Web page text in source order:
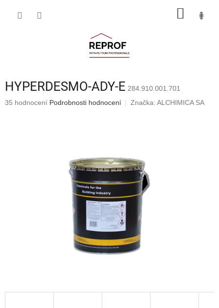
HYPERDESMO-ADY-E 284.910.001.701
Průměrné
35 hodnocení Podrobnosti hodnocení Značka: ALCHIMICA SA